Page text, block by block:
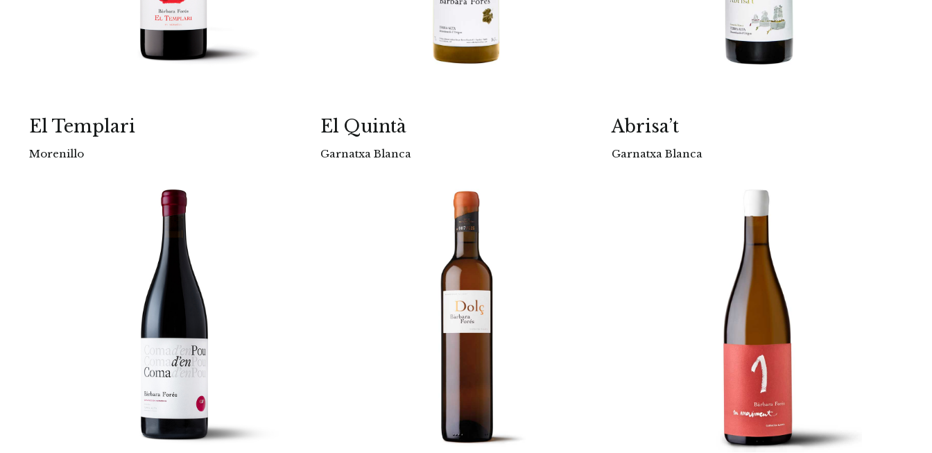
El Templari
Morenillo
El Quintà
Garnatxa Blanca
Abrisa’t
Garnatxa Blanca